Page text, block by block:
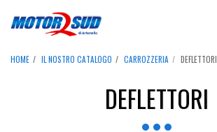
HOME IL NOSTRO CATALOGO CARROZZERIA DEFLETTORI
DEFLETTORI